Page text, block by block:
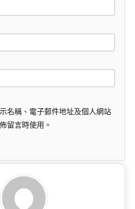
名稱、電子郵件地址及個人網站
留言時使用。